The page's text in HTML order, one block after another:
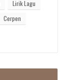
Lirik Lagu
Cerpen